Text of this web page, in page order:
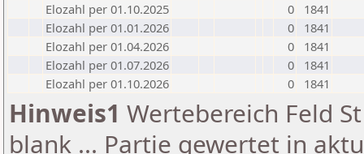
Elozahl per 01.10.2025
0
1841
Elozahl per 01.01.2026
0
1841
Elozahl per 01.04.2026
0
1841
Elozahl per 01.07.2026
0
1841
Elozahl per 01.10.2026
0 1841
Hinweis1 Wertebereich Feld
blank ... Partie gewertet in